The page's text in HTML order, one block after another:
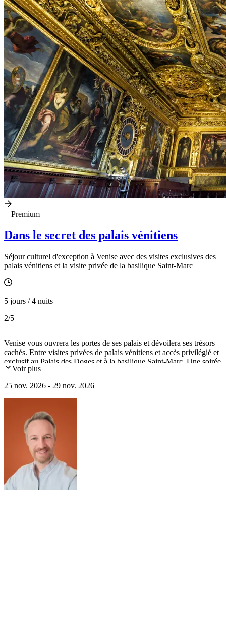
Premium
Dans le secret des palais vénitiens
Séjour culturel d'exception à Venise avec des visites exclusives des
palais vénitiens et la visite privée de la basilique Saint-Marc
5 jours / 4 nuits
2/5
Venise vous ouvrera les portes de ses palais et dévoilera ses trésors
cachés. Entre visites privées de palais vénitiens et accès privilégié et
exclusif au Palais des Doges et à la basilique Saint-Marc. Une soirée
lyrique dans un palais privé vous rappellera les fastes des soirées
bateau privé vers les îles de la lagune terminera de composer un
itinéraire unique, célébrant la splendeur et le raffinement de Venise.
Voir plus
25 nov. 2026 - 29 nov. 2026